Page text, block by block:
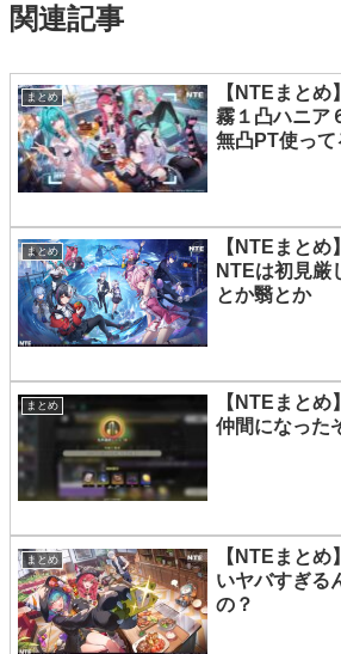
関連記事
まとめ
【NTEまと
霧１凸ハニア
無凸PT使って
まとめ
【NTEまと
NTEは初見厳
とか翳とか
まとめ
【NTEまと
仲間になった
まとめ
【NTEまと
いヤバすぎる
の？